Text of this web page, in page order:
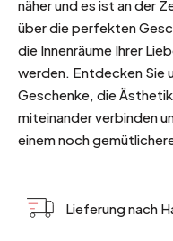
näher und es ist an der
über die perfekten
die Innenräume Ihrer
werden. Entdecken Sie
Geschenke, die
miteinander verbinden
einem noch
Lieferung nach